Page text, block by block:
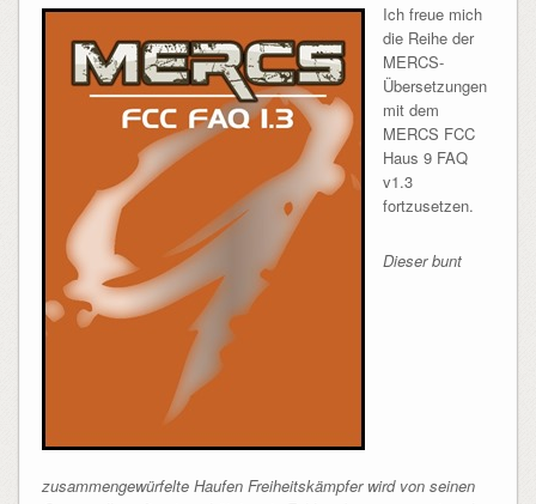
Ich freue mich
die Reihe der
MERCS-
Übersetzungen
mit dem
MERCS FCC
Haus 9 FAQ
v1.3
fortzusetzen.
Dieser bunt
zusammengewürfelte Haufen Freiheitskämpfer wird von seinen